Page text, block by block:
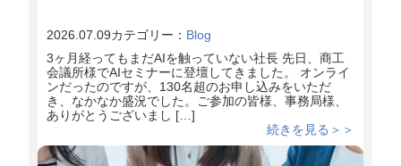
2026.07.09カテゴリー： Blog
3ヶ月経ってもまだAIを触っていない社長 先日、商工
会議所様でAIセミナーに登壇してきました。 オンライ
ンだったのですが、130名超のお申し込みをいただ
き、なかなか盛況でした。ご参加の皆様、事務局様、
ありがとうございまし […]
続きを見る＞＞